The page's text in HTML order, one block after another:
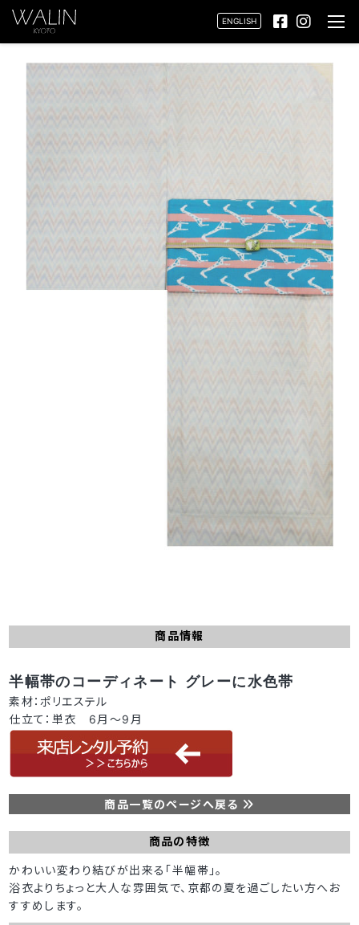
ENGLISH
商品情報
半幅帯のコーディネート グレーに水色帯
素材：ポリエステル
仕立て：単衣 6月～9月
商品一覧のページへ戻る
商品の特徴
かわいい変わり結びが出来る「半幅帯」。
浴衣よりちょっと大人な雰囲気で、京都の夏を過ごしたい方へお
すすめします。